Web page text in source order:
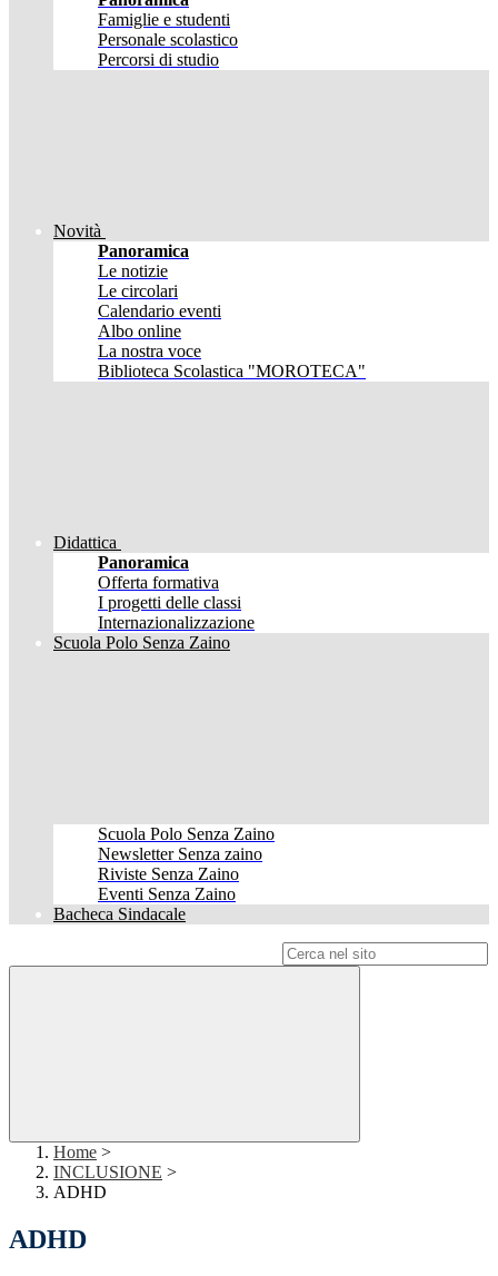
Famiglie e studenti
Personale scolastico
Percorsi di studio
Novità
Panoramica
Le notizie
Le circolari
Calendario eventi
Albo online
La nostra voce
Biblioteca Scolastica "MOROTECA"
Didattica
Panoramica
Offerta formativa
I progetti delle classi
Internazionalizzazione
Scuola Polo Senza Zaino
Scuola Polo Senza Zaino
Newsletter Senza zaino
Riviste Senza Zaino
Eventi Senza Zaino
Bacheca Sindacale
Home >
INCLUSIONE >
ADHD
ADHD